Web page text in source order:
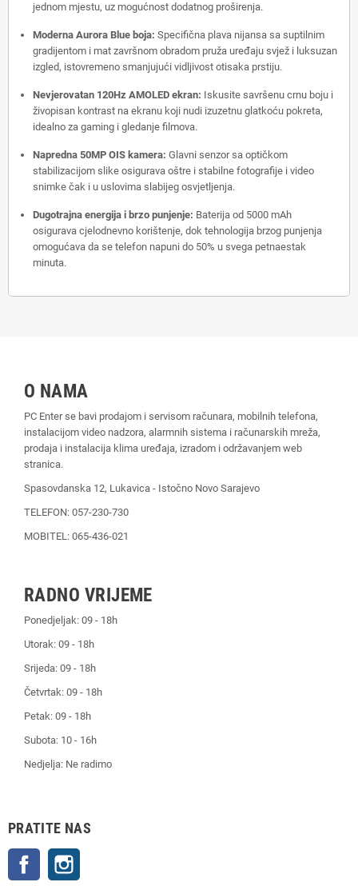
jednom mjestu, uz mogućnost dodatnog proširenja.
Moderna Aurora Blue boja: Specifična plava nijansa sa suptilnim
gradijentom i mat završnom obradom pruža uređaju svjež i luksuzan
izgled, istovremeno smanjujući vidljivost otisaka prstiju.
Nevjerovatan 120Hz AMOLED ekran: Iskusite savršenu crnu boju i
živopisan kontrast na ekranu koji nudi izuzetnu glatkoću pokreta,
idealno za gaming i gledanje filmova.
Napredna 50MP OIS kamera: Glavni senzor sa optičkom
stabilizacijom slike osigurava oštre i stabilne fotografije i video
snimke čak i u uslovima slabijeg osvjetljenja.
Dugotrajna energija i brzo punjenje: Baterija od 5000 mAh
osigurava cjelodnevno korištenje, dok tehnologija brzog punjenja
omogućava da se telefon napuni do 50% u svega petnaestak
minuta.
O NAMA
PC Enter se bavi prodajom i servisom računara, mobilnih telefona,
instalacijom video nadzora, alarmnih sistema i računarskih mreža,
prodaja i instalacija klima uređaja, izradom i održavanjem web
stranica.
Spasovdanska 12, Lukavica - Istočno Novo Sarajevo
TELEFON: 057-230-730
MOBITEL: 065-436-021
RADNO VRIJEME
Ponedjeljak: 09 - 18h
Utorak: 09 - 18h
Srijeda: 09 - 18h
Četvrtak: 09 - 18h
Petak: 09 - 18h
Subota: 10 - 16h
Nedjelja: Ne radimo
PRATITE NAS
Facebook